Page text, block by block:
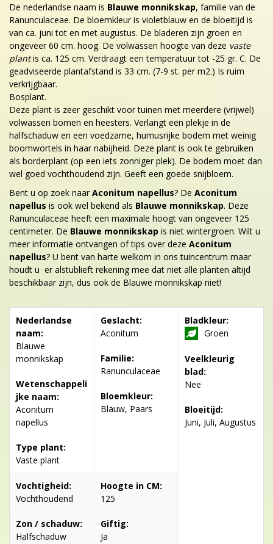
De nederlandse naam is Blauwe monnikskap, familie van de
Ranunculaceae. De bloemkleur is violetblauw en de bloeitijd is
van ca. juni tot en met augustus. De bladeren zijn groen en
ongeveer 60 cm. hoog. De volwassen hoogte van deze vaste
plantis ca. 125 cm. Verdraagt een temperatuur tot -25 gr. C. De
geadviseerde plantafstand is 33 cm. (7-9 st. per m2.) Is ruim
verkrijgbaar.
Bosplant.
Deze plant is zeer geschikt voor tuinen met meerdere (vrijwel)
volwassen bomen en heesters. Verlangt een plekje in de
halfschaduw en een voedzame, humusrijke bodem met weinig
boomwortels in haar nabijheid. Deze plant is ook te gebruiken
als borderplant (op een iets zonniger plek). De bodem moet dan
wel goed vochthoudend zijn. Geeft een goede snijbloem.
Bent u op zoek naar Aconitum napellus? De Aconitum
napellus is ook wel bekend als Blauwe monnikskap. Deze
Ranunculaceae heeft een maximale hoogt van ongeveer 125
centimeter. De Blauwe monnikskap is niet wintergroen. Wilt u
meer informatie ontvangen of tips over deze Aconitum
napellus? U bent van harte welkom in ons tuincentrum maar
houdt u er alstublieft rekening mee dat niet alle planten altijd
beschikbaar zijn, dus ook de Blauwe monnikskap niet!
Nederlandse
naam:
Blauwe
monnikskap
Wetenschappeli
jke naam:
Aconitum
napellus
Type plant:
Vaste plant
Geslacht:
Aconitum
Familie:
Ranunculaceae
Bloemkleur:
Blauw, Paars
Bladkleur:
Groen
Veelkleurig
blad:
Nee
Bloeitijd:
Juni, Juli, Augustus
Vochtigheid:
Vochthoudend
Zon / schaduw:
Halfschaduw
Hoogte in CM:
125
Giftig:
Ja